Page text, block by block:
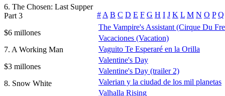
6. The Chosen: Last Supper
Part 3
$6 millones
7. A Working Man
$3 millones
8. Snow White
# A B C D E F G H I J K L M N O P Q
The Vampire's Assistant (Cirque Du
Vacaciones (Vacation)
Vaguito Te Esperaré en la Orilla
Valentine's Day
Valentine's Day (trailer 2)
Valerian y la ciudad de los mil planetas
Valhalla Rising